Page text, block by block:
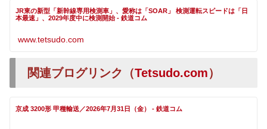
JR東の新型「新幹線専用検測車」、愛称は「SOAR」 検測運転スピードは「日
本最速」、2029年度中に検測開始 - 鉄道コム
www.tetsudo.com
関連ブログリンク（Tetsudo.com）
京成 3200形 甲種輸送／2026年7月31日（金） - 鉄道コム